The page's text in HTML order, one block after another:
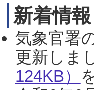
新着情報
気象官署
更新しま
124KB）